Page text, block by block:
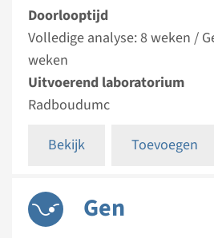
Doorlooptijd
Volledige analyse: 8 weken /
weken
Uitvoerend laboratorium
Radboudumc
Bekijk
Toevoegen
Gen